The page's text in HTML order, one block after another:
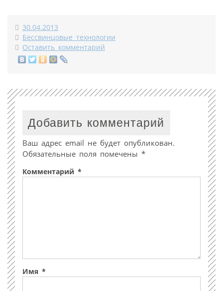
30.04.2013
Бессвинцовые технологии
Оставить комментарий
Добавить комментарий
Ваш адрес email не будет опубликован.
Обязательные поля помечены *
Комментарий *
Имя *